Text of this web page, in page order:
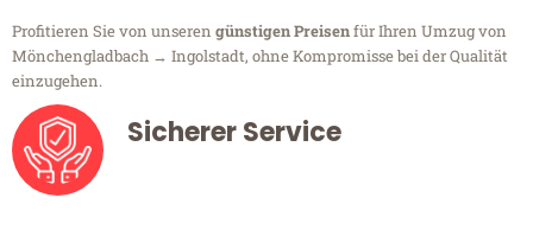
Profitieren Sie von unseren günstigen Preisenfür Ihren Umzug von
Mönchengladbach → Ingolstadt, ohne Kompromisse bei der Qualität
einzugehen.
Sicherer Service